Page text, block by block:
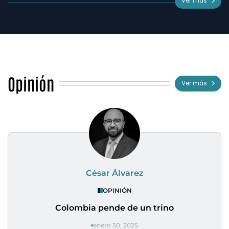
Opinión Ver más
César Álvarez
OPINIÓN
Colombia pende de un trino
enero 30, 2025